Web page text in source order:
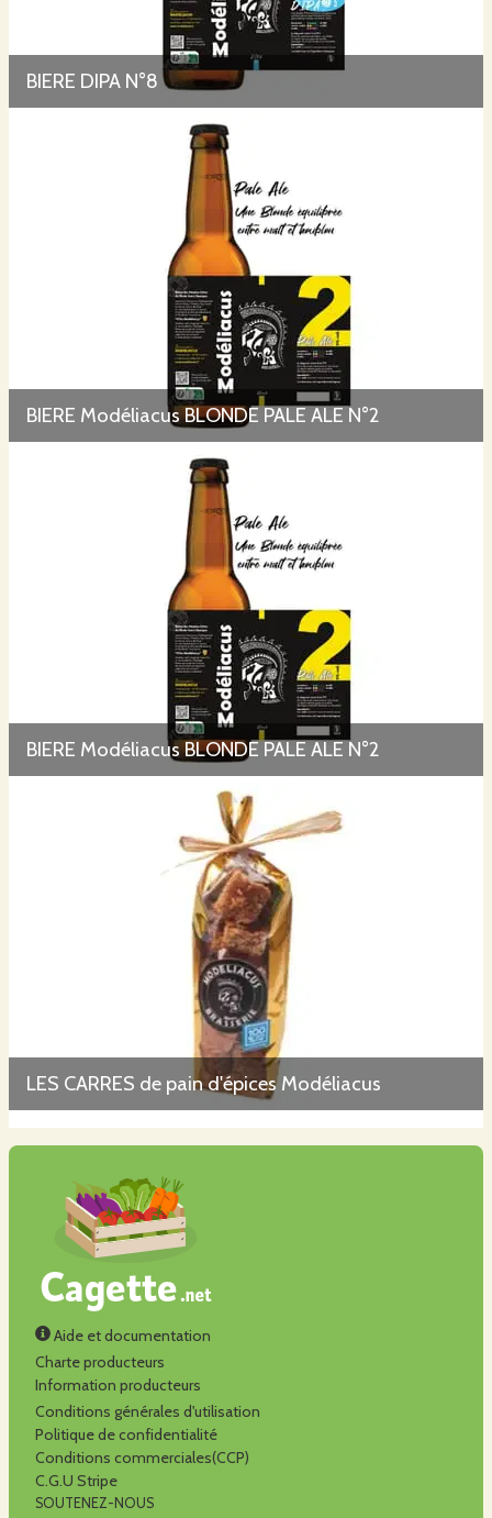
BIERE DIPA N°8
BIERE Modéliacus BLONDE PALE ALE N°2
BIERE Modéliacus BLONDE PALE ALE N°2
LES CARRES de pain d'épices Modéliacus
Aide et documentation
Charte producteurs
Information producteurs
Conditions générales d'utilisation
Politique de confidentialité
Conditions commerciales(CCP)
C.G.U Stripe
SOUTENEZ-NOUS